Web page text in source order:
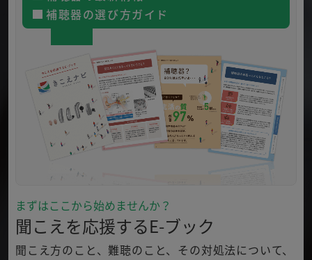
まずはここから始めませんか？
聞こえを応援するE-ブック
聞こえ方のこと、難聴のこと、その対処法について、
補聴器の選び方ガイド